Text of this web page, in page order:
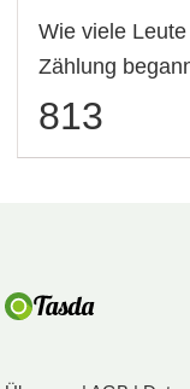
Wie viele
Zählung
813